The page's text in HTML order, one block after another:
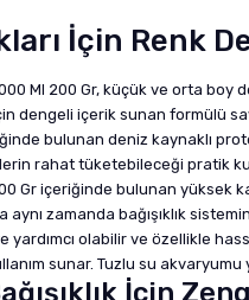
İçin Renk
Ml 200 Gr, küçük ve orta
dengeli içerik sunan formülü
bulunan deniz kaynaklı
rahat tüketebileceği pratik
Gr içeriğinde bulunan
aynı zamanda bağışıklık
olabilir ve özellikle
sunar. Tuzlu su
İçin